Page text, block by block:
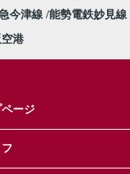
今津線 能勢電鉄妙見線
港
ページ